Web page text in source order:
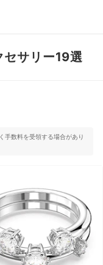
セサリー19選
手数料を受領する場合があり